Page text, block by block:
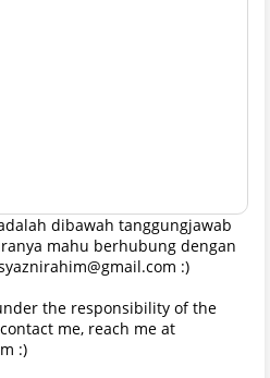
dibawah tanggungjawab
mahu berhubung dengan
:)
the responsibility of the
me, reach me at
:)